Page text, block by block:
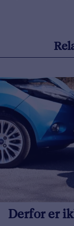
Derfor er